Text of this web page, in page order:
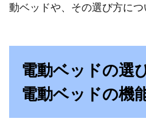
動ベッドや、その選び方につ
電動ベッドの選
電動ベッドの機